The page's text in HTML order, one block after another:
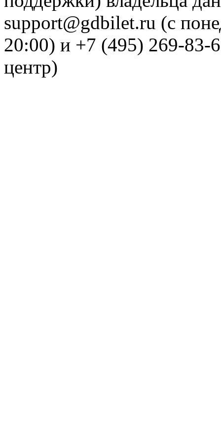
support@gdbilet.ru (с
20:00) и +7 (495) 269-83-
центр)